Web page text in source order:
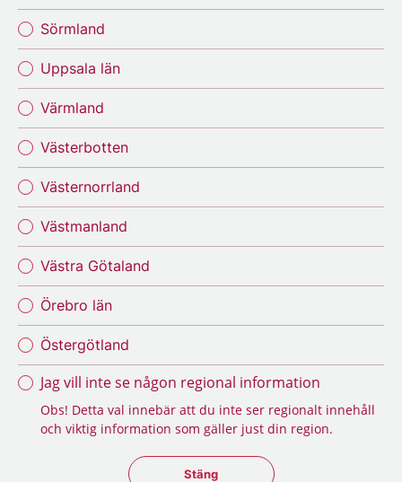
Sörmland
Uppsala län
Värmland
Västerbotten
Västernorrland
Västmanland
Västra Götaland
Örebro län
Östergötland
Jag vill inte se någon regional information
Obs! Detta val innebär att du inte ser regionalt innehåll
och viktig information som gäller just din region.
Stäng regionsväljaren
Stäng